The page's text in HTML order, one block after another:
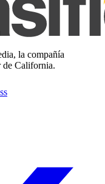
la compañía
de California.